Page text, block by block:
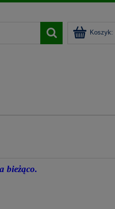
Koszyk:
bieżąco.